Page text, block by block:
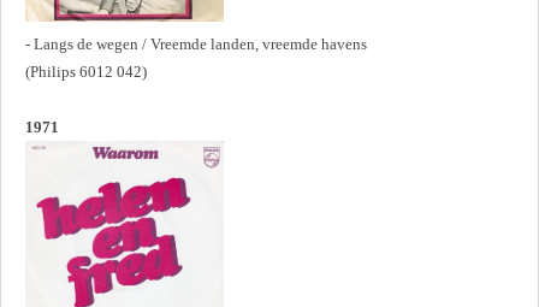
- Langs de wegen / Vreemde landen, vreemde havens
(Philips 6012 042)
1971